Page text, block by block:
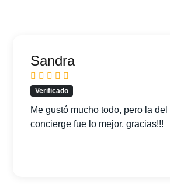
Sandra
Verificado
Me gustó mucho todo, pero la del
concierge fue lo mejor, gracias!!!